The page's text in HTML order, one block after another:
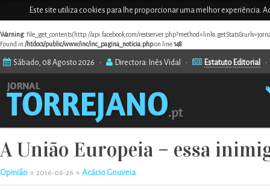
Este site utiliza cookies para lhe proporcionar uma melhor experiência.
Warning: file_get_contents(http://api.facebook.com/
Found in /htdocs/public/www/inc/inc_pagina_noticia.phpon line148
Sábado, 08 Agosto 2026 • Directora: Inês Vidal • Estatuto Editorial
A União Europeia – essa
Opinião » 2016-06-26 » Acácio Gouveia